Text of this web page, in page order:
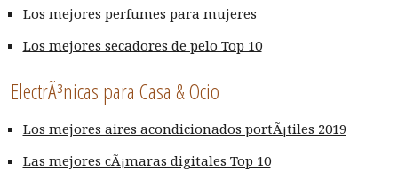
Los mejores perfumes para mujeres
Los mejores secadores de pelo Top 10
ElectrÃ³nicas para Casa & Ocio
Los mejores aires acondicionados portÃ¡tiles 2019
Las mejores cÃ¡maras digitales Top 10